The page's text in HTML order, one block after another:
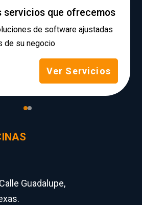
servicios que ofrecemos
de software ajustadas
de su negocio
Ver Servicios
Guadalupe,